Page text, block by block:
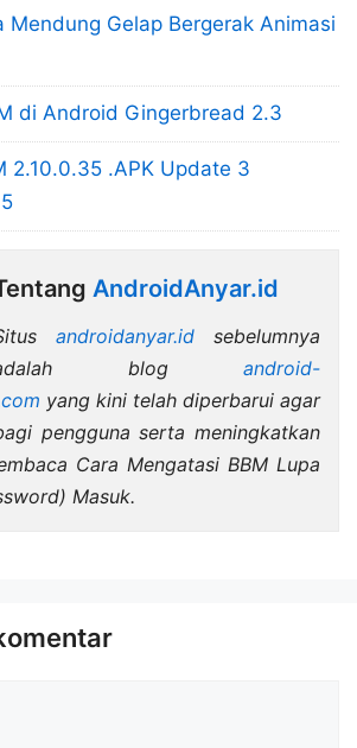
Mendung Gelap Bergerak Animasi
di Android Gingerbread 2.3
2.10.0.35 .APK Update 3
AndroidAnyar.id
androidanyar.id sebelumnya
blog android-
yang kini telah diperbarui agar
pengguna serta meningkatkan
Cara Mengatasi BBM Lupa
Masuk.